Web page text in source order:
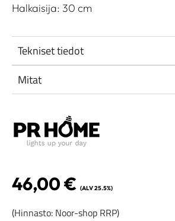
Halkaisija: 30 cm
Tekniset tiedot
Mitat
46,00€ (ALV 25.5%)
(Hinnasto: Noor-shop RRP)